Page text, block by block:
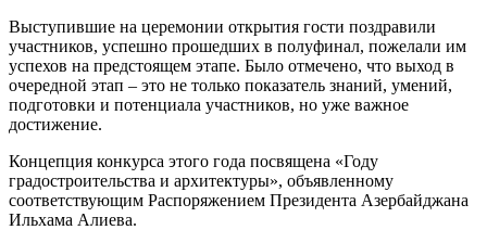
Выступившие на церемонии открытия гости поздравили
участников, успешно прошедших в полуфинал, пожелали им
успехов на предстоящем этапе. Было отмечено, что выход в
очередной этап – это не только показатель знаний, умений,
подготовки и потенциала участников, но уже важное
достижение.
Концепция конкурса этого года посвящена «Году
градостроительства и архитектуры», объявленному
соответствующим Распоряжением Президента Азербайджана
Ильхама Алиева.